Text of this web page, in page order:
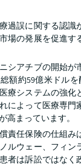
過誤に関する認識
場の発展を促進す
シアチブの開始が
額約59億米ドルを
療システムの強化
によって医療専門
高まっています。
責任保険の仕組み
ルウェー、フィン
者は訴訟ではなく